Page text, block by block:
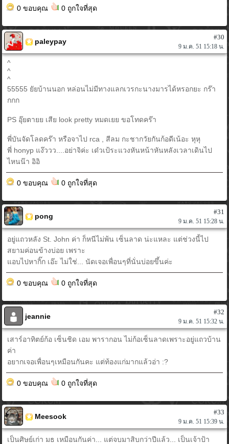
0 ขอบคุณ 0 ถูกใจที่สุด
paleypay
#30
9 ม.ค. 51 15:18 น.
^
^
^
55555 ยัยบ้านนอก หล่อนไม่มีทางแลกเวรกะนางมารได้หรอกยะ กร๊า
กกก
PS อุ๊ยตายย เสีย look pretty หมดเยย ขอโทดคร๊า
พี่บันจัดโลดคร๊า หรือจาไป rca , สีลม กะชากวัยกันก้อดีเน้อะ หุหุ
พี่ honyp แง๊ววว....อย่าจิค่ะ เด๋วเป้ระแวงหันหน้าหันหลังเวลาเดินไป
ไหนน๊า อิอิ
0 ขอบคุณ 0 ถูกใจที่สุด
pong
#31
9 ม.ค. 51 15:28 น.
อยู่แถวหลัง St. John ค่า ก็หนีไม่พ้น เซ็นลาด น่ะแหละ แต่ช่วงนี้ไป
สยามค่อนข้างบ่อย เพราะ
แอบไปหากิ๊ก เอ๊ะ ไม่ใช่... นัดเจอเพื่อนๆที่นั่นบ่อยขึ้นค่ะ
0 ขอบคุณ 0 ถูกใจที่สุด
jeannie
#32
9 ม.ค. 51 15:32 น.
เสาร์อาทิตย์ก้อ เซ็นชิด เอม พารากอน ไม่ก้อเซ็นลาดเพราะอยู่แถวบ้าน
ค่า
อยากเจอเพื่อนๆเหมือนกันคะ แต่ท้องแก่มากแล้วอ่า :?
0 ขอบคุณ 0 ถูกใจที่สุด
Meesook
#33
9 ม.ค. 51 15:39 น.
เป็นศิษย์เก่า มธ เหมือนกันค่า... แต่จบมาสิบกว่าปีแล้ว... เป็นเจ้าป้า